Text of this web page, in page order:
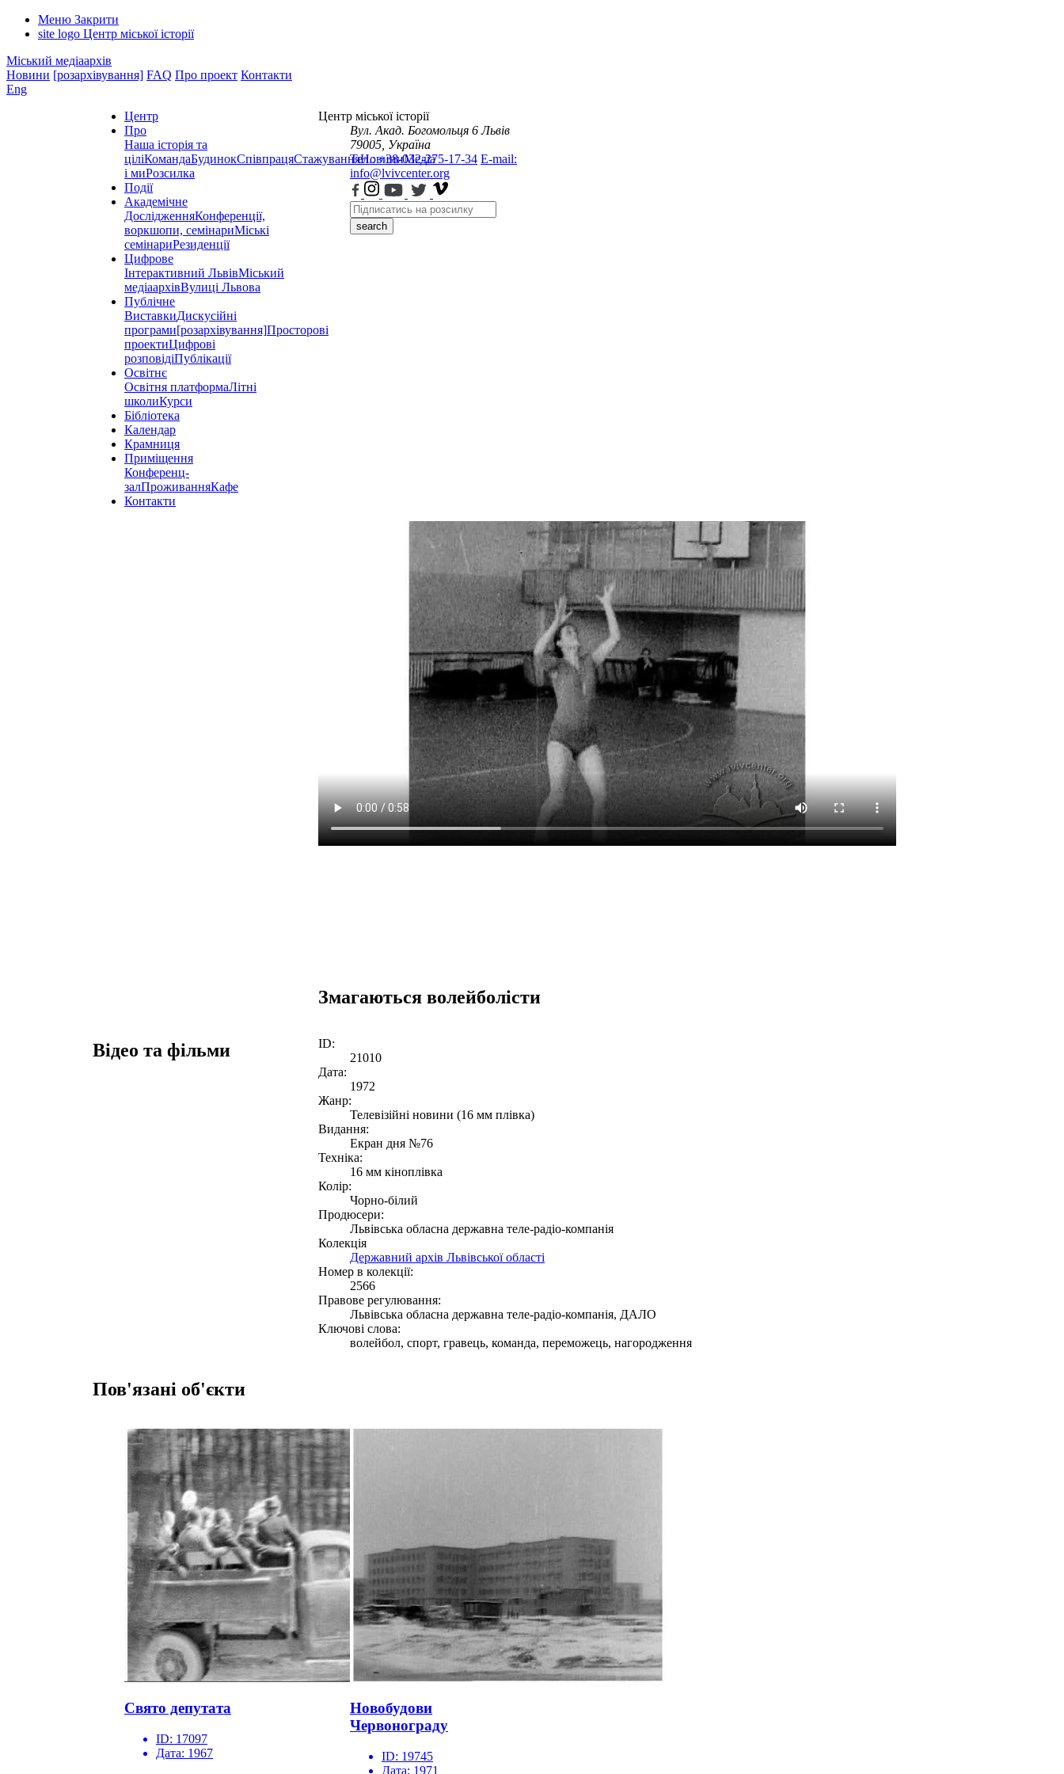
Меню Закрити
site logo Центр міської історії
Міський медіаархів
Новини [розархівування] FAQ Про проект Контакти
Eng
Центр
Про
Наша історія та
ціліКомандаБудинокСпівпрацяСтажуванняНовиниМедіа
і миРозсилка
Події
Академічне
ДослідженняКонференції,
воркшопи, семінариМіські
семінариРезиденції
Цифрове
Інтерактивний ЛьвівМіський
медіаархівВулиці Львова
Публічне
ВиставкиДискусійні
програми[розархівування]Просторові
проектиЦифрові
розповідіПублікації
Освітнє
Освітня платформаЛітні
школиКурси
Бібліотека
Календар
Крамниця
Приміщення
Конференц-
залПроживанняКафе
Контакти
Центр міської історії
Вул. Акад. Богомольця 6 Львів
79005, Україна
Тел.: +38-032-275-17-34 E-mail:
info@lvivcenter.org
search
Змагаються волейболісти
Відео та фільми
ID:
21010
Дата:
1972
Жанр:
Телевізійні новини (16 мм плівка)
Видання:
Екран дня №76
Техніка:
16 мм кіноплівка
Колір:
Чорно-білий
Продюсери:
Львівська обласна державна теле-радіо-компанія
Колекція
Державний архів Львівської області
Номер в колекції:
2566
Правове регулювання:
Львівська обласна державна теле-радіо-компанія, ДАЛО
Ключові слова:
волейбол, спорт, гравець, команда, переможець, нагородження
Пов'язані об'єкти
Свято депутата
ID: 17097
Дата: 1967
Новобудови
Червонограду
ID: 19745
Дата: 1971